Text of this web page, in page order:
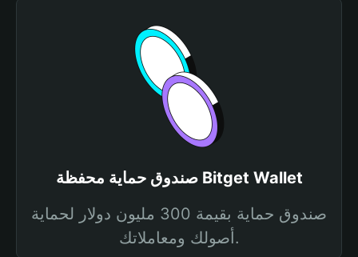
صندوق حماية محفظة Bitget Wallet
صندوق حماية بقيمة 300 مليون دولار لحماية
أصولك ومعاملاتك.